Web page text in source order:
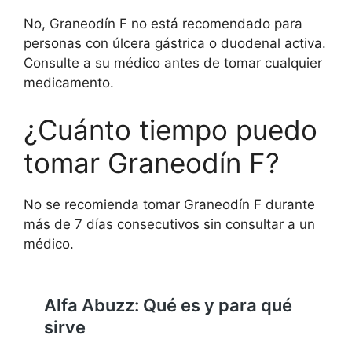
No, Graneodín F no está recomendado para
personas con úlcera gástrica o duodenal activa.
Consulte a su médico antes de tomar cualquier
medicamento.
¿Cuánto tiempo puedo
tomar Graneodín F?
No se recomienda tomar Graneodín F durante
más de 7 días consecutivos sin consultar a un
médico.